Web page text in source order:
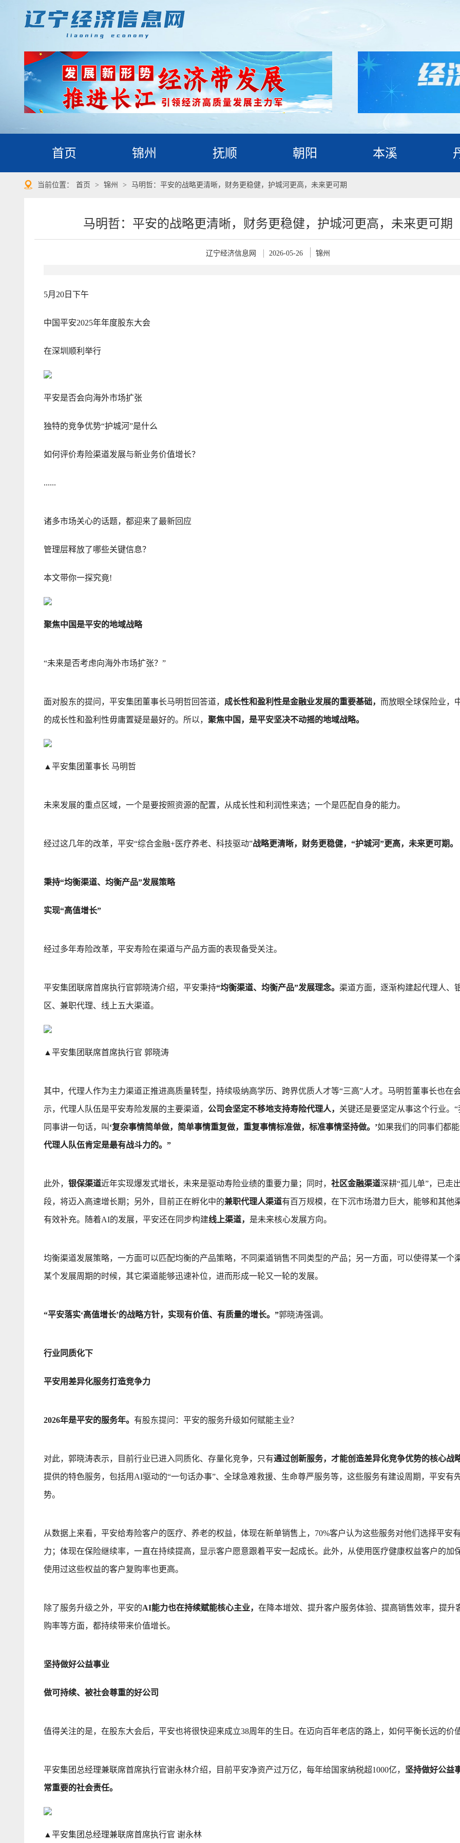
首页 锦州 抚顺 朝阳 本溪
当前位置： 首页 > 锦州 > 马明哲：平安的战略更清晰，财务更稳健，护城河更高，未来更可期
马明哲：平安的战略更清晰，财务更稳健，护城河更高，未来更可期
辽宁经济信息网 2026-05-26 锦州
5月20日下午
中国平安2025年年度股东大会
在深圳顺利举行
平安是否会向海外市场扩张
独特的竞争优势“护城河”是什么
如何评价寿险渠道发展与新业务价值增长？
......
诸多市场关心的话题，都迎来了最新回应
管理层释放了哪些关键信息？
本文带你一探究竟!
聚焦中国是平安的地域战略
“未来是否考虑向海外市场扩张？”
面对股东的提问，平安集团董事长马明哲回答道， 成长性和盈利性是金融业发展的重要基础， 而放眼全球保险业，
的成长性和盈利性毋庸置疑是最好的。所以，聚焦中国，是平安坚决不动摇的地域战略。
▲平安集团董事长 马明哲
未来发展的重点区域，一个是要按照资源的配置，从成长性和利润性来选；一个是匹配自身的能力。
经过这几年的改革，平安“综合金融+医疗养老、科技驱动”战略更清晰，财务更稳健，“护城河”更高，未来更可期。
秉持“均衡渠道、均衡产品”发展策略
实现“高值增长”
经过多年寿险改革，平安寿险在渠道与产品方面的表现备受关注。
平安集团联席首席执行官郭晓涛介绍，平安秉持“均衡渠道、均衡产品”发展理念。 渠道方面，逐渐构建起代理人、
区、兼职代理、线上五大渠道。
▲平安集团联席首席执行官 郭晓涛
其中，代理人作为主力渠道正推进高质量转型，持续吸纳高学历、跨界优质人才等“三高”人才。马明哲董事长也在
示，代理人队伍是平安寿险发展的主要渠道，公司会坚定不移地支持寿险代理人， 关键还是要坚定从事这个行业。
同事讲一句话，叫 ‘复杂事情简单做，简单事情重复做，重复事情标准做，标准事情坚持做。’如果我们的同事们都
代理人队伍肯定是最有战斗力的。”
此外，银保渠道近年实现爆发式增长，未来是驱动寿险业绩的重要力量；同时，社区金融渠道深耕“孤儿单”，已走
段，将迈入高速增长期；另外，目前正在孵化中的兼职代理人渠道有百万规模，在下沉市场潜力巨大，能够和其他
有效补充。随着AI的发展，平安还在同步构建线上渠道， 是未来核心发展方向。
均衡渠道发展策略，一方面可以匹配均衡的产品策略，不同渠道销售不同类型的产品；另一方面，可以使得某一个
某个发展周期的时候，其它渠道能够迅速补位，进而形成一轮又一轮的发展。
“平安落实‘高值增长’的战略方针，实现有价值、有质量的增长。”郭晓涛强调。
行业同质化下
平安用差异化服务打造竞争力
2026年是平安的服务年。有股东提问：平安的服务升级如何赋能主业？
对此，郭晓涛表示，目前行业已进入同质化、存量化竞争，只有通过创新服务，才能创造差异化竞争优势的核心战
提供的特色服务，包括用AI驱动的“一句话办事”、全球急难救援、生命尊严服务等，这些服务有建设周期，平安有
势。
从数据上来看，平安给寿险客户的医疗、养老的权益，体现在新单销售上，70%客户认为这些服务对他们选择平安
力；体现在保险继续率，一直在持续提高，显示客户愿意跟着平安一起成长。此外，从使用医疗健康权益客户的加
使用过这些权益的客户复购率也更高。
除了服务升级之外，平安的AI能力也在持续赋能核心主业，在降本增效、提升客户服务体验、提高销售效率，提升
购率等方面，都持续带来价值增长。
坚持做好公益事业
做可持续、被社会尊重的好公司
值得关注的是，在股东大会后，平安也将很快迎来成立38周年的生日。在迈向百年老店的路上，如何平衡长远的价
平安集团总经理兼联席首席执行官谢永林介绍，目前平安净资产过万亿，每年给国家纳税超1000亿， 坚持做好公益
常重要的社会责任。
▲平安集团总经理兼联席首席执行官 谢永林